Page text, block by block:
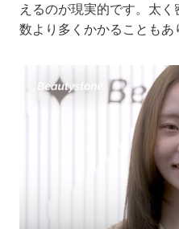
えるのが現実的です。太
数より多くかかることもあ